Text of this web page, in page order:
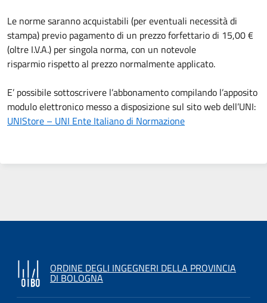
Le norme saranno acquistabili (per eventuali necessità di
stampa) previo pagamento di un prezzo forfettario di 15,00 €
(oltre I.V.A.) per singola norma, con un notevole
risparmio rispetto al prezzo normalmente applicato.
E’ possibile sottoscrivere l’abbonamento compilando l’apposito
modulo elettronico messo a disposizione sul sito web dell’UNI:
UNIStore – UNI Ente Italiano di Normazione
ORDINE DEGLI INGEGNERI DELLA PROVINCIA
DI BOLOGNA